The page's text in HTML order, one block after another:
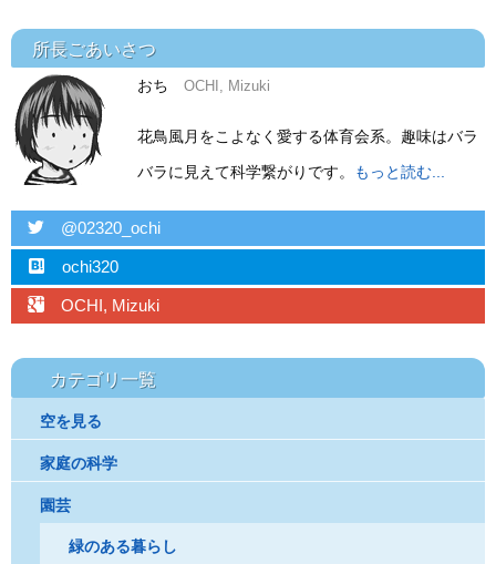
所長ごあいさつ
おち OCHI, Mizuki
花鳥風月をこよなく愛する体育会系。趣味はバラ
バラに見えて科学繋がりです。
もっと読む...
twitter @02320_ochi
hatebu ochi320
googleplus OCHI, Mizuki
カテゴリ一覧
空を見る
家庭の科学
園芸
緑のある暮らし